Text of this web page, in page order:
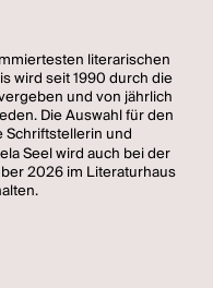
literarischen
wird seit 1990 durch die
und von jährlich
Die Auswahl für den
Schriftstellerin und
Seel wird auch bei der
2026 im Literaturhaus